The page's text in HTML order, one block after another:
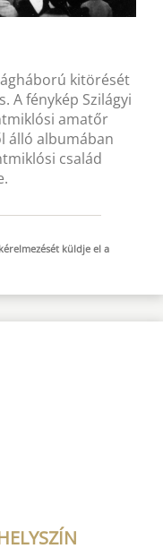
kitörését
A fénykép Szilágyi
amatőr
álló albumában
család
küldje el a